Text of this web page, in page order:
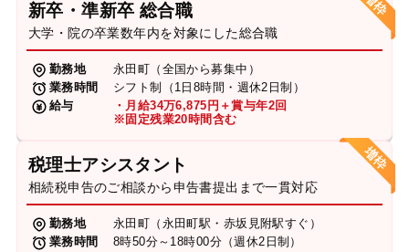
新卒・準新卒 総合職
大学・院の卒業数年内を対象にした総合職
勤務地
永田町（全国から募集中）
業務時間
シフト制（1日8時間・週休2日制）
給与
・月給34万6,875円＋賞与年2回
※固定残業20時間含む
税理士アシスタント
相続税申告のご相談から申告書提出まで一貫対応
勤務地
永田町（永田町駅・赤坂見附駅すぐ）
業務時間
8時50分～18時00分（週休2日制）